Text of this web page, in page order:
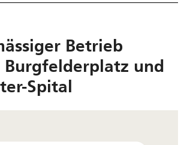
Betrieb
Burgfelderplatz und
Spital